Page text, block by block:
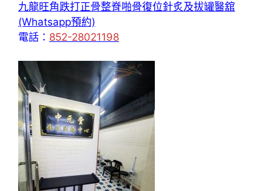
九龍旺角跌打正骨整脊啪骨復位針炙及拔罐醫舘
(Whatsapp預約)
電話： 852-28021198